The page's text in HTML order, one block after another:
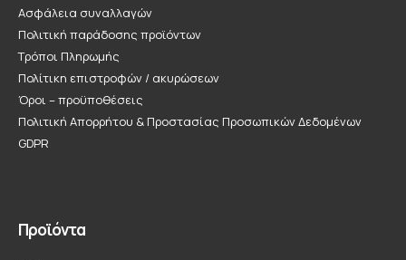
Ασφάλεια συναλλαγών
Πολιτική παράδοσης προϊόντων
Τρόποι Πληρωμής
Πολίτικη επιστροφών / ακυρώσεων
Όροι – προϋποθέσεις
Πολιτική Απορρήτου & Προστασίας Προσωπικών Δεδομένων
GDPR
Προϊόντα